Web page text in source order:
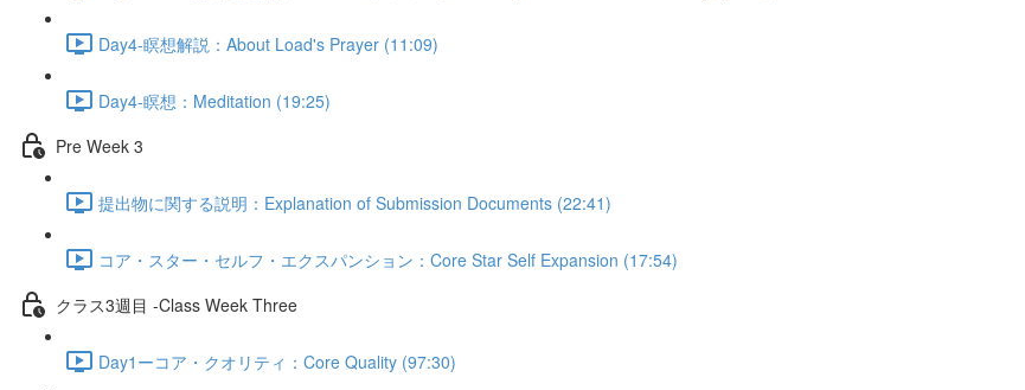
Day4-瞑想解説：About Load's Prayer (11:09)
Day4-瞑想：Meditation (19:25)
Pre Week 3
提出物に関する説明：Explanation of Submission Documents (22:41)
コア・スター・セルフ・エクスパンション：Core Star Self Expansion (17:54)
クラス3週目 -Class Week Three
Day1ーコア・クオリティ：Core Quality (97:30)